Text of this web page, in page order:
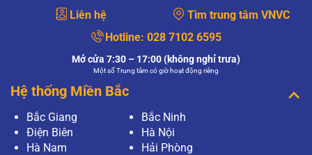
Liên hệ
Tìm trung tâm VNVC
Hotline: 028 7102 6595
Mở cửa 7:30 – 17:00 (không nghỉ trưa)
Một số Trung tâm có giờ hoạt động riêng
Hệ thống Miền Bắc
Bắc Giang
Bắc Ninh
Điện Biên
Hà Nội
Hà Nam
Hải Phòng